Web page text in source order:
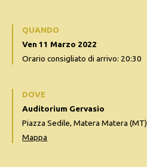
QUANDO
Ven 11 Marzo 2022
Orario consigliato di arrivo: 20:30
DOVE
Auditorium Gervasio
Piazza Sedile, Matera Matera (MT)
Mappa